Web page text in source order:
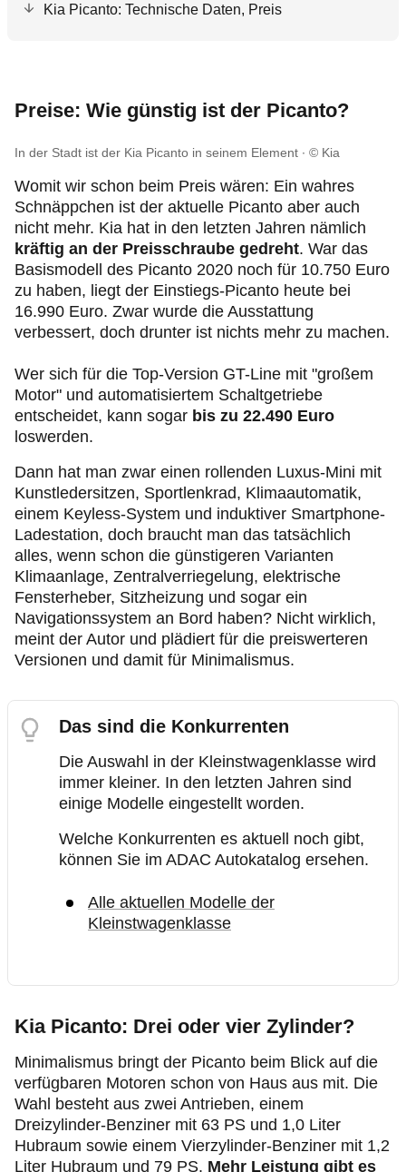
Kia Picanto: Technische Daten, Preis
Preise: Wie günstig ist der Picanto?
In der Stadt ist der Kia Picanto in seinem Element © Kia
Womit wir schon beim Preis wären: Ein wahres
Schnäppchen ist der aktuelle Picanto aber auch
nicht mehr. Kia hat in den letzten Jahren nämlich
kräftig an der Preisschraube gedreht. War das
Basismodell des Picanto 2020 noch für 10.750 Euro
zu haben, liegt der Einstiegs-Picanto heute bei
16.990 Euro. Zwar wurde die Ausstattung
verbessert, doch drunter ist nichts mehr zu machen.
Wer sich für die Top-Version GT-Line mit "großem
Motor" und automatisiertem Schaltgetriebe
entscheidet, kann sogar bis zu 22.490 Euro
loswerden.
Dann hat man zwar einen rollenden Luxus-Mini mit
Kunstledersitzen, Sportlenkrad, Klimaautomatik,
einem Keyless-System und induktiver Smartphone-
Ladestation, doch braucht man das tatsächlich
alles, wenn schon die günstigeren Varianten
Klimaanlage, Zentralverriegelung, elektrische
Fensterheber, Sitzheizung und sogar ein
Navigationssystem an Bord haben? Nicht wirklich,
meint der Autor und plädiert für die preiswerteren
Versionen und damit für Minimalismus.
Das sind die Konkurrenten
Die Auswahl in der Kleinstwagenklasse wird
immer kleiner. In den letzten Jahren sind
einige Modelle eingestellt worden.
Welche Konkurrenten es aktuell noch gibt,
können Sie im ADAC Autokatalog ersehen.
Alle aktuellen Modelle der
Kleinstwagenklasse
Kia Picanto: Drei oder vier Zylinder?
Minimalismus bringt der Picanto beim Blick auf die
verfügbaren Motoren schon von Haus aus mit. Die
Wahl besteht aus zwei Antrieben, einem
Dreizylinder-Benziner mit 63 PS und 1,0 Liter
Hubraum sowie einem Vierzylinder-Benziner mit 1,2
Liter Hubraum und 79 PS. Mehr Leistung gibt es